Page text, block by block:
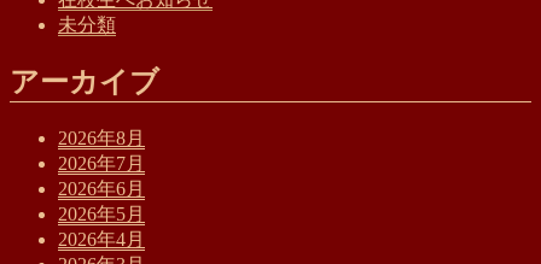
未分類
アーカイブ
2026年8月
2026年7月
2026年6月
2026年5月
2026年4月